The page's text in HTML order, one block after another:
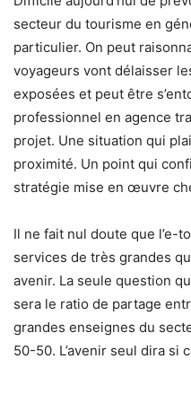
secteur du tourisme en
particulier. On peut
voyageurs vont délaisser
exposées et peut être
professionnel en agence
projet. Une situation qui
proximité. Un point qui
stratégie mise en œuvre
Il ne fait nul doute que l’e-
services de très grandes
avenir. La seule question
sera le ratio de partage
grandes enseignes du
50-50. L’avenir seul dira si